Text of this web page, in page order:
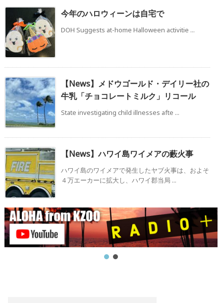
今年のハロウィーンは自宅で
DOH Suggests at-home Halloween activitie ...
【News】メドウゴールド・デイリー社の
牛乳「チョコレートミルク」リコール
State investigating child illnesses afte ...
【News】ハワイ島ワイメアの藪火事
ハワイ島のワイメアで発生したヤブ火事は、およそ
４万エーカーに拡大し、ハワイ郡当局 ...